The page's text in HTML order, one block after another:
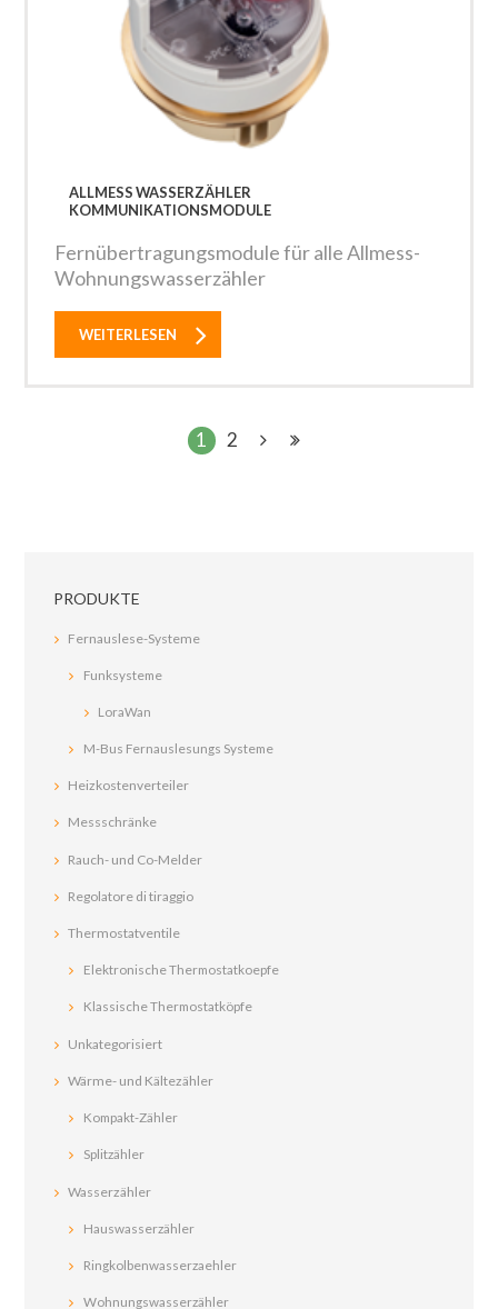
ALLMESS WASSERZÄHLER
KOMMUNIKATIONSMODULE
Fernübertragungsmodule für alle Allmess-
Wohnungswasserzähler
WEITERLESEN
1 2
PRODUKTE
Fernauslese-Systeme
Funksysteme
LoraWan
M-Bus Fernauslesungs Systeme
Heizkostenverteiler
Messschränke
Rauch- und Co-Melder
Regolatore di tiraggio
Thermostatventile
Elektronische Thermostatkoepfe
Klassische Thermostatköpfe
Unkategorisiert
Wärme- und Kältezähler
Kompakt-Zähler
Splitzähler
Wasserzähler
Hauswasserzähler
Ringkolbenwasserzaehler
Wohnungswasserzähler